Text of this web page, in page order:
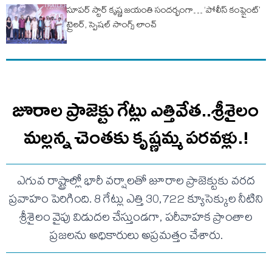
సూపర్ స్టార్ కృష్ణ జయంతి సందర్భంగా… ‘పోలీస్ కంప్లైంట్’
ట్రైలర్, స్పెషల్ సాంగ్స్ లాంచ్
జూరాల ప్రాజెక్టు గేట్లు ఎత్తివేత..శ్రీశైలం
మల్లన్న చెంతకు కృష్ణమ్మ పరవళ్లు.!
ఎగువ రాష్ట్రాల్లో భారీ వర్షాలతో జూరాల ప్రాజెక్టుకు వరద
ప్రవాహం పెరిగింది. 8 గేట్లు ఎత్తి 30,722 క్యూసెక్కుల నీటిని
శ్రీశైలం వైపు విడుదల చేస్తుండగా, పరీవాహక ప్రాంతాల
ప్రజలను అధికారులు అప్రమత్తం చేశారు.